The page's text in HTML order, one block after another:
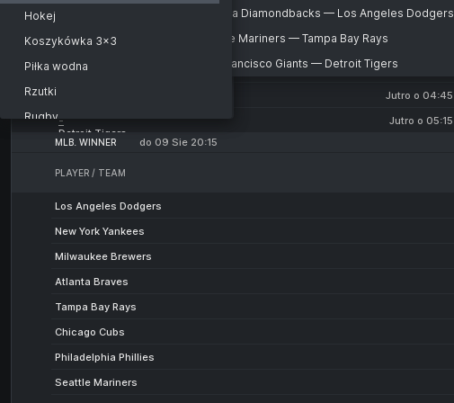
Colorado Rockies
Texas Rangers
Jutro o 03:15
-
Jutro o 04:40
-
Jutro o 04:40
Jutro o 04:45
-
Detroit Tigers
Jutro o 05:15
MLB. WINNER do 09 Sie 20:15
PLAYER / TEAM
Los Angeles Dodgers
New York Yankees
Milwaukee Brewers
Atlanta Braves
Tampa Bay Rays
Chicago Cubs
Philadelphia Phillies
Seattle Mariners
South Korea. KBO
USA
MLB
American League. Winner
Arizona Diamondbacks — Los Angeles Dodgers
Seattle Mariners — Tampa Bay Rays
San Francisco Giants — Detroit Tigers
Hokej
Koszykówka 3x3
Piłka wodna
Rzutki
Rugby